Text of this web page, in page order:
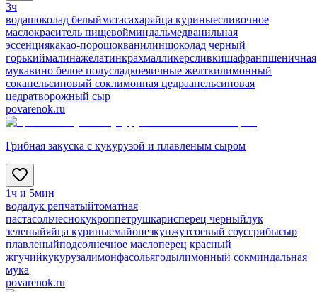
3ч
водашоколад белыймятасахаряйца куриныесливочное
маслокраситель пищевойминдальмедванильная
эссенциякакао-порошокванилиншоколад черный
горькиймалинажелатинкрахмалликерсливкишафранпшеничная
мукавино белое полусладкоеяичные желткилимонный
сокапельсиновый соклимонная цедраапельсиновая
цедратворожный сыр
povarenok.ru
Грибная закуска с кукурузой и плавленым сыром
1ч и 5мин
водалук репчатыйтоматная
пастасольчеснокукроппетрушкарисперец черныйлук
зеленыйяйца куриныемайонезкунжутсоевый соусгрибысыр
плавленыйподсолнечное маслоперец красный
жгучийкукурузалимонфасольягодылимонный сокминдальная
мука
povarenok.ru